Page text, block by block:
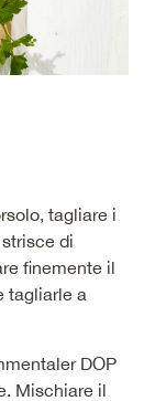
tagliare i
di
finemente il
tagliarle a
DOP
Mischiare il